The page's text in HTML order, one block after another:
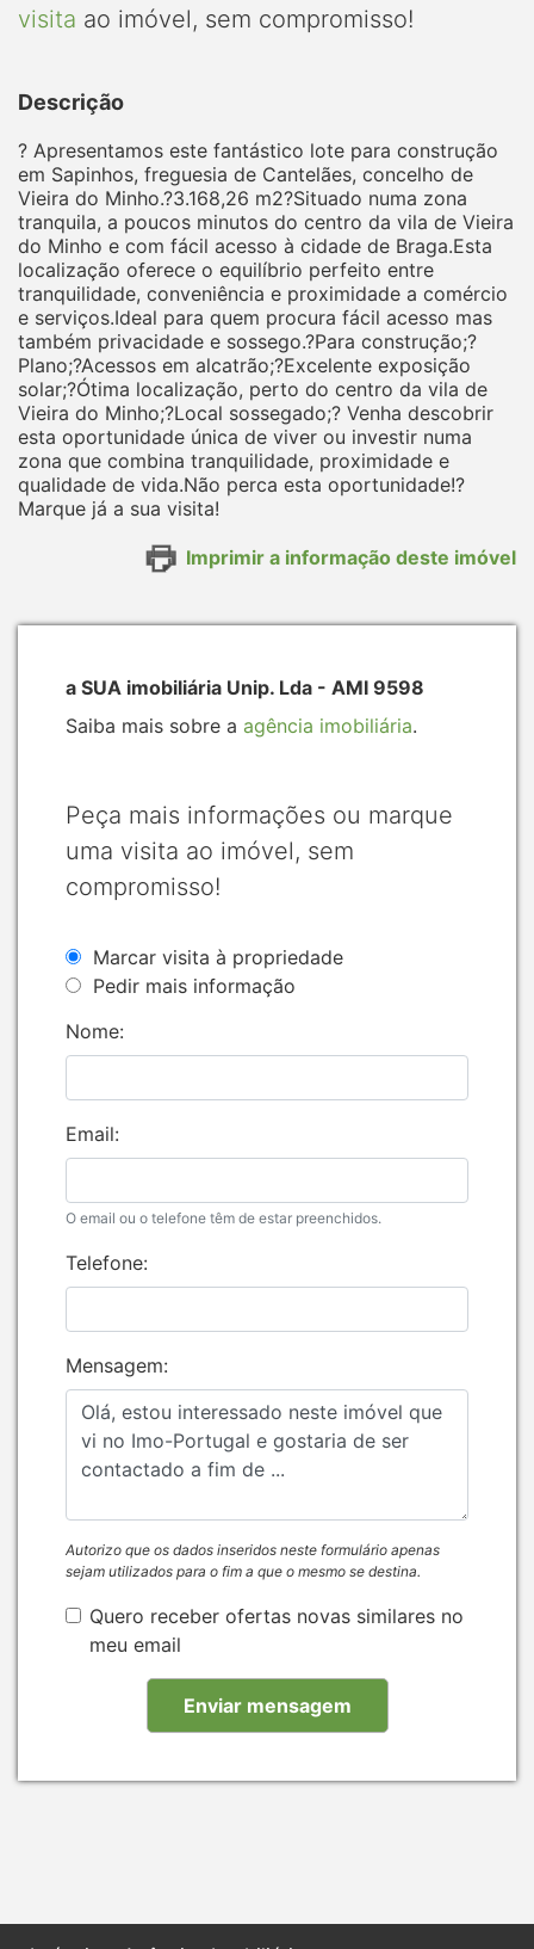
visita ao imóvel, sem compromisso!
Descrição
? Apresentamos este fantástico lote para construção
em Sapinhos, freguesia de Cantelães, concelho de
Vieira do Minho.?3.168,26 m2?Situado numa zona
tranquila, a poucos minutos do centro da vila de Vieira
do Minho e com fácil acesso à cidade de Braga.Esta
localização oferece o equilíbrio perfeito entre
tranquilidade, conveniência e proximidade a comércio
e serviços.Ideal para quem procura fácil acesso mas
também privacidade e sossego.?Para construção;?
Plano;?Acessos em alcatrão;?Excelente exposição
solar;?Ótima localização, perto do centro da vila de
Vieira do Minho;?Local sossegado;? Venha descobrir
esta oportunidade única de viver ou investir numa
zona que combina tranquilidade, proximidade e
qualidade de vida.Não perca esta oportunidade!?
Marque já a sua visita!
Imprimir a informação deste imóvel
a SUA imobiliária Unip. Lda - AMI 9598
Saiba mais sobre a agência imobiliária.
Peça mais informações ou marque
uma visita ao imóvel, sem
compromisso!
Marcar visita à propriedade
Pedir mais informação
Nome:
Email:
O email ou o telefone têm de estar preenchidos.
Telefone:
Mensagem:
Autorizo que os dados inseridos neste formulário apenas
sejam utilizados para o fim a que o mesmo se destina.
Quero receber ofertas novas similares no
meu email